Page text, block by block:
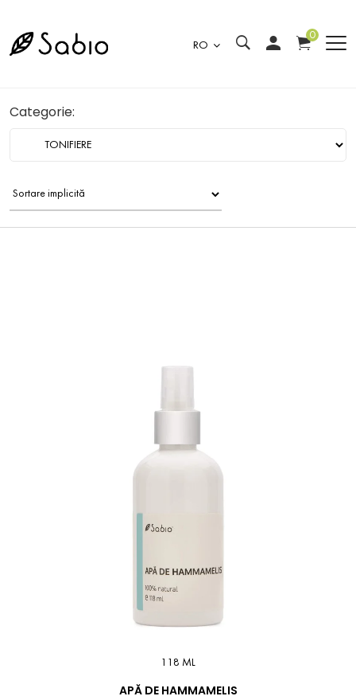
RO
0
Categorie:
118 ML
APĂ DE HAMMAMELIS